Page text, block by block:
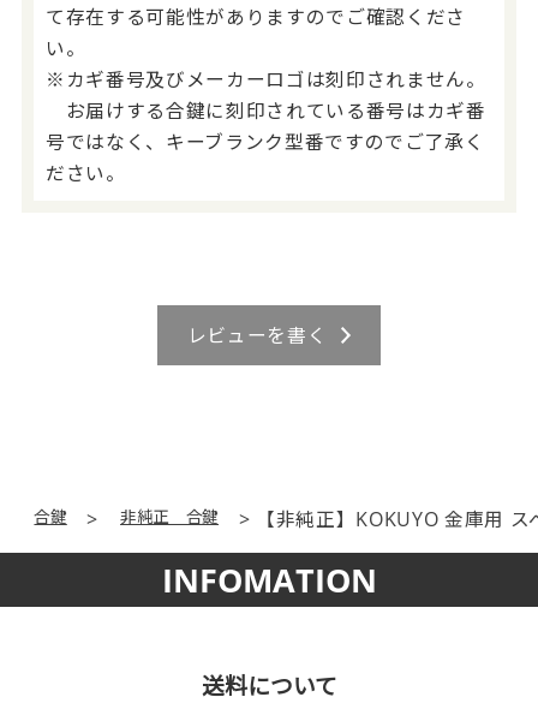
て存在する可能性がありますのでご確認くださ
い。
※カギ番号及びメーカーロゴは刻印されません。
お届けする合鍵に刻印されている番号はカギ番
号ではなく、キーブランク型番ですのでご了承く
ださい。
レビューを書く
合鍵 非純正 合鍵 【非純正】KOKUYO 金庫用
INFOMATION
送料について